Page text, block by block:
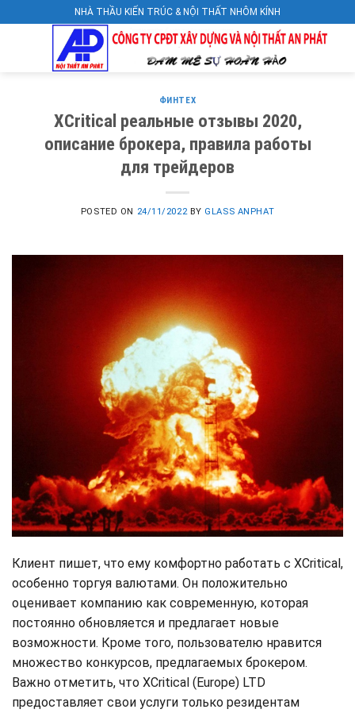
NHÀ THẦU KIẾN TRÚC & NỘI THẤT NHÔM KÍNH
ФИНТЕХ
XCritical реальные отзывы 2020,
описание брокера, правила работы
для трейдеров
POSTED ON 24/11/2022 BY GLASS ANPHAT
Клиент пишет, что ему комфортно работать с XCritical,
особенно торгуя валютами. Он положительно
оценивает компанию как современную, которая
постоянно обновляется и предлагает новые
возможности. Кроме того, пользователю нравится
множество конкурсов, предлагаемых брокером.
Важно отметить, что XCritical (Europe) LTD
предоставляет свои услуги только резидентам